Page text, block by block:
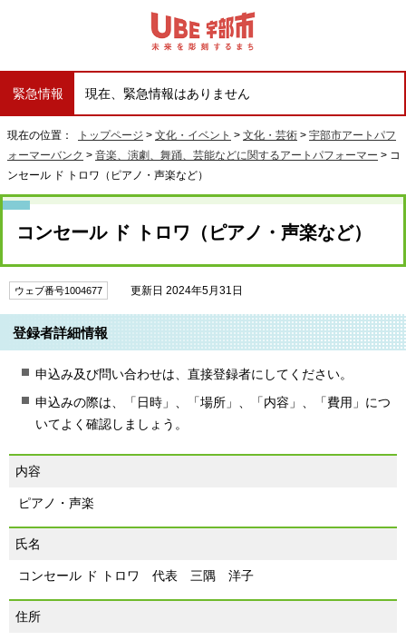
緊急情報 現在、緊急情報はありません
現在の位置： トップページ > 文化・イベント > 文化・芸術 > 宇部市アートパフ
ォーマーバンク > 音楽、演劇、舞踊、芸能などに関するアートパフォーマー > コ
ンセール ド トロワ（ピアノ・声楽など）
コンセール ド トロワ（ピアノ・声楽など）
ウェブ番号1004677 更新日 2024年5月31日
登録者詳細情報
申込み及び問い合わせは、直接登録者にしてください。
申込みの際は、「日時」、「場所」、「内容」、「費用」につ
いてよく確認しましょう。
内容
ピアノ・声楽
氏名
コンセール ド トロワ 代表 三隅 洋子
住所